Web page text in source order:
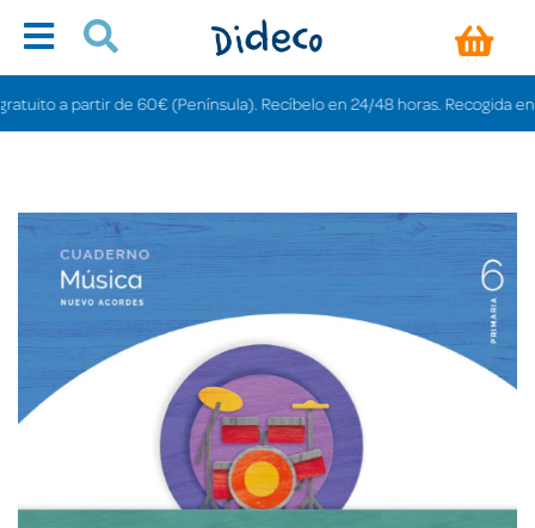
a partir de 60€ (Península). Recíbelo en 24/48 horas. Recogida en